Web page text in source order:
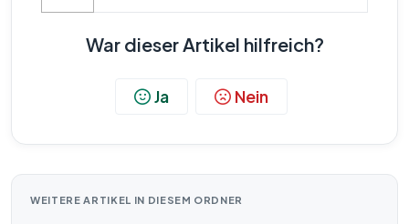
War dieser Artikel hilfreich?
Nein
Ja
WEITERE ARTIKEL IN DIESEM ORDNER